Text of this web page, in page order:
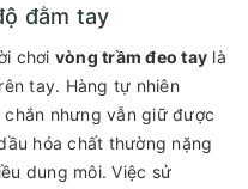
đằm tay
chơi vòng trầm đeo tay là
tay. Hàng tự nhiên
nhưng vẫn giữ được
hóa chất thường nặng
dung môi. Việc sử